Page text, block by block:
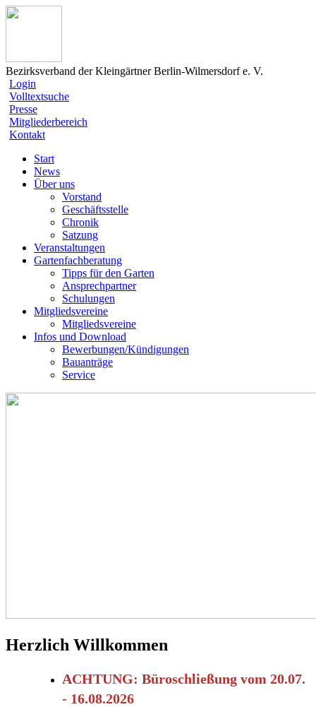
Bezirksverband der Kleingärtner Berlin-Wilmersdorf e. V.
Login
Volltextsuche
Presse
Mitgliederbereich
Kontakt
Start
News
Über uns
Vorstand
Geschäftsstelle
Chronik
Satzung
Veranstaltungen
Gartenfachberatung
Tipps für den Garten
Ansprechpartner
Schulungen
Mitgliedsvereine
Mitgliedsvereine
Infos und Download
Bewerbungen/Kündigungen
Bauanträge
Service
Herzlich Willkommen
ACHTUNG: Büroschließung vom 20.07.
- 16.08.2026